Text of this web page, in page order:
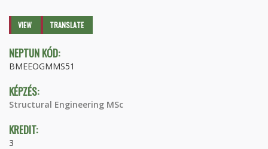
Primary tabs
VIEW (ACTIVETRANSLATE
NEPTUN KÓD:
BMEEOGMMS51
KÉPZÉS:
Structural Engineering MSc
KREDIT:
3